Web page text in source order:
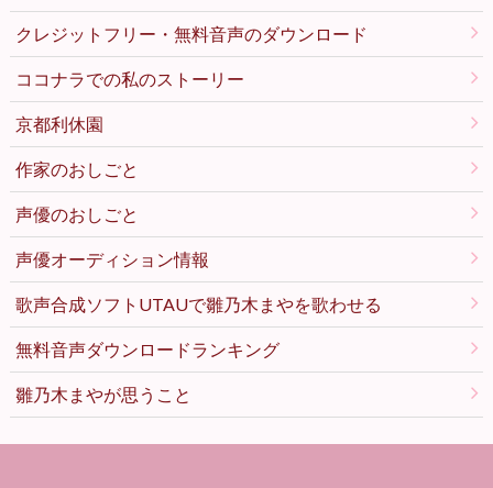
クレジットフリー・無料音声のダウンロード
ココナラでの私のストーリー
京都利休園
作家のおしごと
声優のおしごと
声優オーディション情報
歌声合成ソフトUTAUで雛乃木まやを歌わせる
無料音声ダウンロードランキング
雛乃木まやが思うこと